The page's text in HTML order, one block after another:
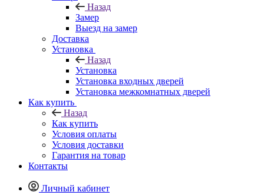
Назад
Замер
Выезд на замер
Доставка
Установка
Назад
Установка
Установка входных дверей
Установка межкомнатных дверей
Как купить
Назад
Как купить
Условия оплаты
Условия доставки
Гарантия на товар
Контакты
Личный кабинет